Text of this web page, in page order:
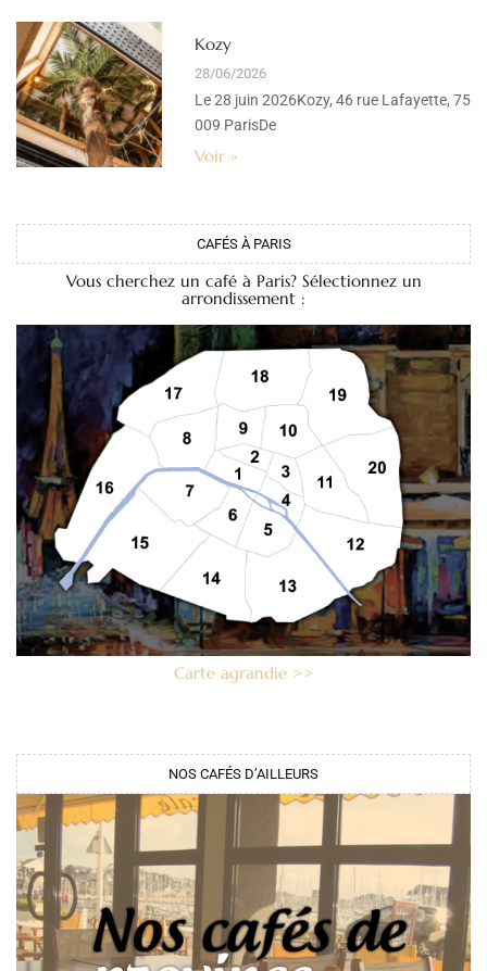
Kozy
28/06/2026
Le 28 juin 2026Kozy, 46 rue Lafayette, 75
009 ParisDe
Voir »
CAFÉS À PARIS
Vous cherchez un café à Paris? Sélectionnez un
arrondissement :
Carte agrandie >>
NOS CAFÉS D’AILLEURS